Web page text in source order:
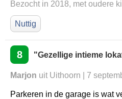
Bezocht in 2018, met oudere
Nuttig
8 "Gezellige intieme
Marjon uit Uithoorn | 7
Parkeren in de garage is wat